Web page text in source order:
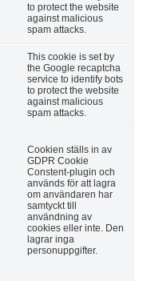
to protect the website
against malicious
spam attacks.
This cookie is set by
the Google recaptcha
service to identify bots
to protect the website
against malicious
spam attacks.
Cookien ställs in av
GDPR Cookie
Constent-plugin och
används för att lagra
om användaren har
samtyckt till
användning av
cookies eller inte. Den
lagrar inga
personuppgifter.